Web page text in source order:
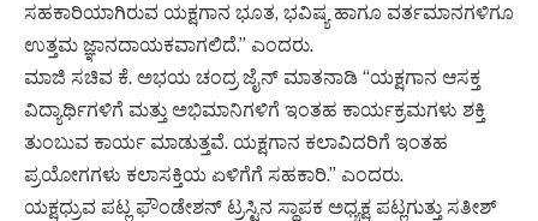
ಸಹಕಾರಿಯಾಗಿರುವ ಯಕ್ಷಗಾನ ಭೂತ, ಭವಿಷ್ಯ ಹಾಗೂ ವರ್ತಮಾನಗಳಿಗೂ
ಉತ್ತಮ ಜ್ಞಾನದಾಯಕವಾಗಲಿದೆ.” ಎಂದರು.
ಮಾಜಿ ಸಚಿವ ಕೆ. ಅಭಯ ಚಂದ್ರ ಜೈನ್ ಮಾತನಾಡಿ “ಯಕ್ಷಗಾನ ಆಸಕ್ತ
ವಿದ್ಯಾರ್ಥಿಗಳಿಗೆ ಮತ್ತು ಅಭಿಮಾನಿಗಳಿಗೆ ಇಂತಹ ಕಾರ್ಯಕ್ರಮಗಳು ಶಕ್ತಿ
ತುಂಬುವ ಕಾರ್ಯ ಮಾಡುತ್ತವೆ. ಯಕ್ಷಗಾನ ಕಲಾವಿದರಿಗೆ ಇಂತಹ
ಪ್ರಯೋಗಗಳು ಕಲಾಸಕ್ತಿಯ ಏಳಿಗೆಗೆ ಸಹಕಾರಿ.” ಎಂದರು.
ಯಕ್ಷಧ್ರುವ ಪಟ್ಲ ಫೌಂಡೇಶನ್ ಟ್ರಸ್ಟಿನ ಸ್ಥಾಪಕ ಅಧ್ಯಕ್ಷ ಪಟ್ಲಗುತ್ತು ಸತೀಶ್